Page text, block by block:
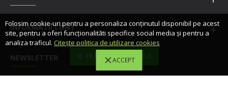
INFORMATII CONT
NEWSLETTER ACCEPT
Folosim cookie-uri pentru a personaliza conținutul disponibil pe acest
site, pentru a oferi funcționalităti specifice social media și pentru a
analiza traficul. Citește politica de utilizare cookies
FILTREAZA PRODUSELE